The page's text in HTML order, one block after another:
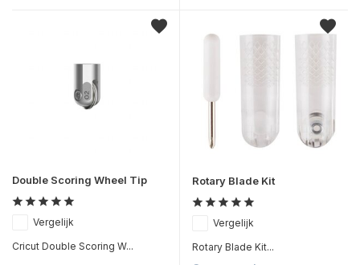
Double Scoring Wheel Tip
Vergelijk
Cricut Double Scoring W...
Rotary Blade Kit
Vergelijk
Rotary Blade Kit...